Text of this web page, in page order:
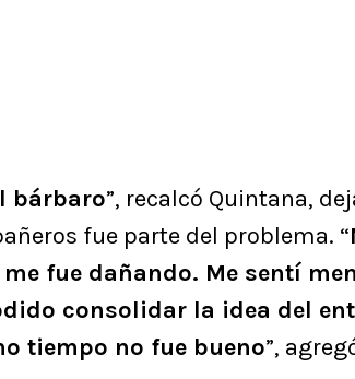
bárbaro”, recalcó Quintana,
fue parte del problema. “
fue dañando. Me sentí
consolidar la idea del
tiempo no fue bueno”,